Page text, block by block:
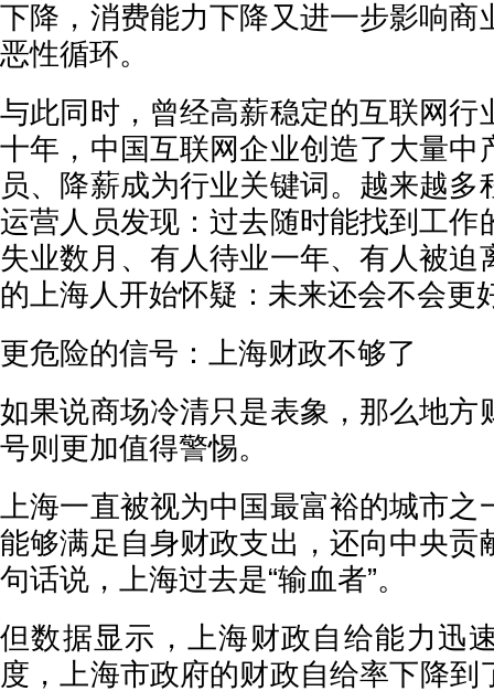
下降，消费能力下降又进一步影响商
恶性循环。
与此同时，曾经高薪稳定的互联网行
十年，中国互联网企业创造了大量中
员、降薪成为行业关键词。越来越多
运营人员发现：过去随时能找到工作
失业数月、有人待业一年、有人被迫
的上海人开始怀疑：未来还会不会更
更危险的信号：上海财政不够了
如果说商场冷清只是表象，那么地方
号则更加值得警惕。
上海一直被视为中国最富裕的城市之
能够满足自身财政支出，还向中央贡
句话说，上海过去是“输血者”。
但数据显示，上海财政自给能力迅
度，上海市政府的财政自给率下降到